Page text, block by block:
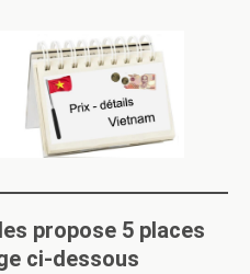
propose 5 places
ci-dessous